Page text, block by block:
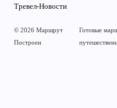
Тревел-Новости
© 2026 Маршрут
Построен
Готовые